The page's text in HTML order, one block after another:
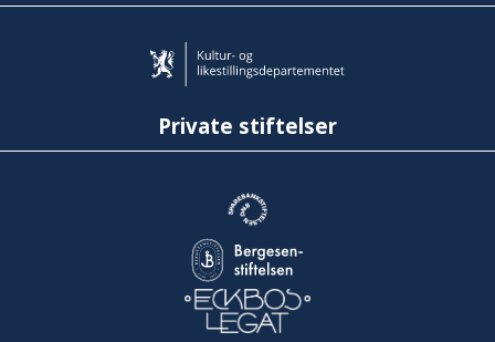
Private stiftelser